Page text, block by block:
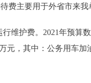
费主要用于外省市来
护费。2021年预算数
元，其中：公务用车